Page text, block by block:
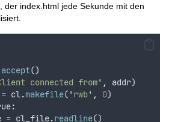
der index.html jede Sekunde mit den
accept()
connected from' , addr)
= cl.makefile( ' rwb' , 0)
:
= cl_file.readline()